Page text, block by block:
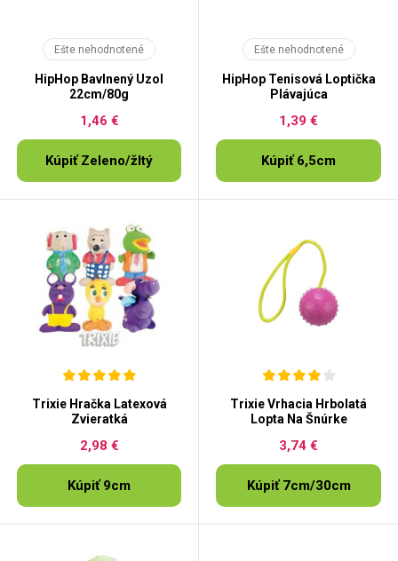
Ešte nehodnotené
HipHop Bavlnený Uzol
22cm/80g
1,46 €
Kúpiť Zeleno/žltý
Ešte nehodnotené
HipHop Tenisová Loptička
Plávajúca
1,39 €
Kúpiť 6,5cm
Trixie Hračka Latexová
Zvieratká
2,98 €
Kúpiť 9cm
Trixie Vrhacia Hrbolatá
Lopta Na Šnúrke
3,74 €
Kúpiť 7cm/30cm